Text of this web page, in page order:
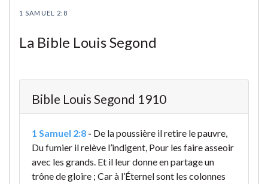
1 SAMUEL 2:8
La Bible Louis Segond
Bible Louis Segond 1910
1 Samuel 2:8 - De la poussière il retire le pauvre,
Du fumier il relève l’indigent, Pour les faire asseoir
avec les grands. Et il leur donne en partage un
trône de gloire ; Car à l’Éternel sont les colonnes